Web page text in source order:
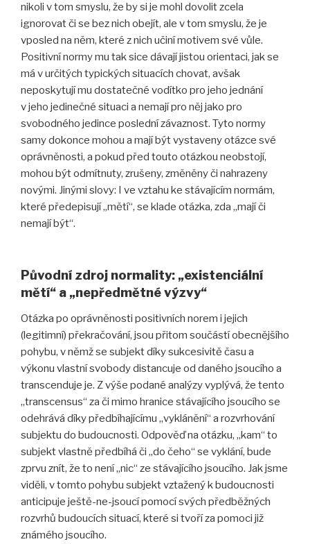
nikoli v tom smyslu, že by si je mohl dovolit zcela
ignorovat či se bez nich obejít, ale v tom smyslu, že je
vposled na něm, které z nich učiní motivem své vůle.
Positivní normy mu tak sice dávají jistou orientaci, jak se
má v určitých typických situacích chovat, avšak
neposkytují mu dostatečné vodítko pro jeho jednání
v jeho jedinečné situaci a nemají pro něj jako pro
svobodného jedince poslední závaznost. Tyto normy
samy dokonce mohou a mají být vystaveny otázce své
oprávněnosti, a pokud před touto otázkou neobstojí,
mohou být odmítnuty, zrušeny, změněny či nahrazeny
novými. Jinými slovy: I ve vztahu ke stávajícím normám,
které předepisují „mětí“, se klade otázka, zda „mají či
nemají být“.
Původní zdroj normality: „existenciální
mětí“ a „nepředmětné výzvy“
Otázka po oprávněnosti positivních norem i jejich
(legitimní) překračování, jsou přitom součástí obecnějšího
pohybu, v němž se subjekt díky sukcesivitě času a
výkonu vlastní svobody distancuje od daného jsoucího a
transcenduje je. Z výše podané analýzy vyplývá, že tento
„transcensus“ za či mimo hranice stávajícího jsoucího se
odehrává díky předbíhajícímu „vyklánění“ a rozvrhování
subjektu do budoucnosti. Odpověď na otázku, „kam“ to
subjekt vlastně předbíhá či „do čeho“ se vyklání, bude
zprvu znít, že to není „nic“ ze stávajícího jsoucího. Jak jsme
viděli, v tomto pohybu subjekt vztažený k budoucnosti
anticipuje ještě-ne-jsoucí pomocí svých předběžných
rozvrhů budoucích situací, které si tvoří za pomoci již
známého jsoucího.